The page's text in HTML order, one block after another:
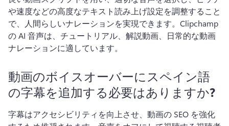
や速度などの高度なテキスト読み上げ設定を調整すること
で、人間らしいナレーションを実現できます。 Clipchamp
の AI 音声は、チュートリアル、解説動画、日常的な動画
ナレーションに適しています。
動画のボイスオーバーにスペイン語
の字幕を追加する必要はありますか?
字幕はアクセシビリティを向上させ、動画の SEO を強化